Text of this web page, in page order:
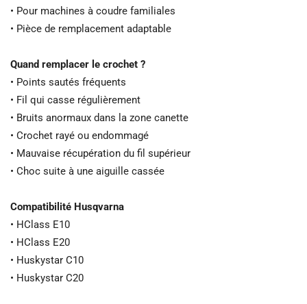
• Pour machines à coudre familiales
• Pièce de remplacement adaptable
Quand remplacer le crochet ?
• Points sautés fréquents
• Fil qui casse régulièrement
• Bruits anormaux dans la zone canette
• Crochet rayé ou endommagé
• Mauvaise récupération du fil supérieur
• Choc suite à une aiguille cassée
Compatibilité Husqvarna
• HClass E10
• HClass E20
• Huskystar C10
• Huskystar C20